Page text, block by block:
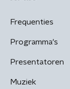
Frequenties
Programma's
Presentatoren
Muziek